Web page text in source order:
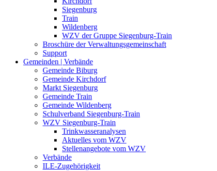
Siegenburg
Train
Wildenberg
WZV der Gruppe Siegenburg-Train
Broschüre der Verwaltungsgemeinschaft
Support
Gemeinden | Verbände
Gemeinde Biburg
Gemeinde Kirchdorf
Markt Siegenburg
Gemeinde Train
Gemeinde Wildenberg
Schulverband Siegenburg-Train
WZV Siegenburg-Train
Trinkwasseranalysen
Aktuelles vom WZV
Stellenangebote vom WZV
Verbände
ILE-Zugehörigkeit